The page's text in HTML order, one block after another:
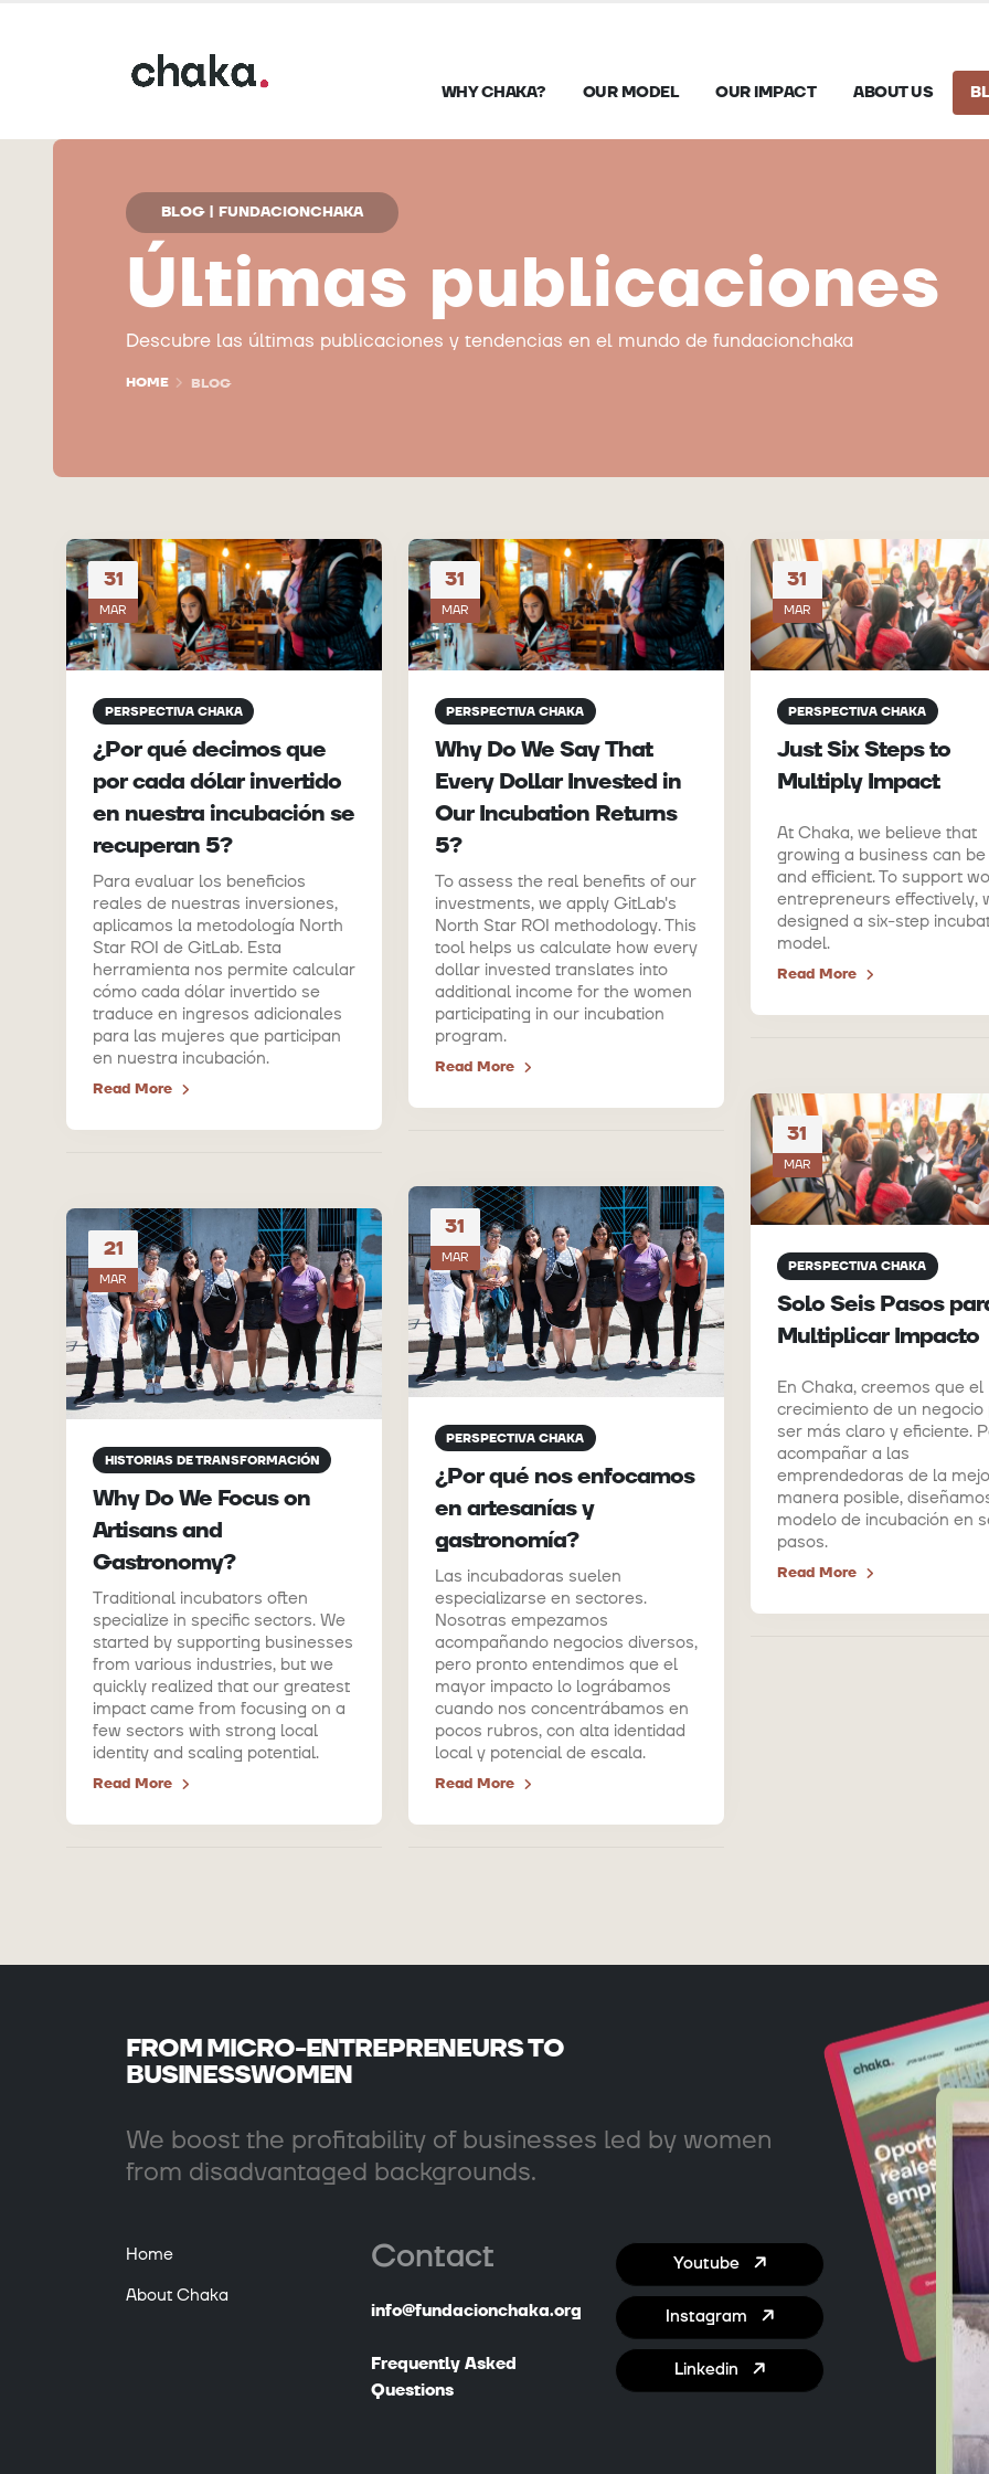
WHY CHAKA? OUR MODEL OUR IMPACT ABOUT US
BLOG | FUNDACIONCHAKA
Últimas publicaciones
Descubre las últimas publicaciones y tendencias en el mundo de fundacionchaka
HOME BLOG
31
MAR
PERSPECTIVA CHAKA
¿Por qué decimos que
por cada dólar invertido
en nuestra incubación se
recuperan 5?
Para evaluar los beneficios
reales de nuestras inversiones,
aplicamos la metodología North
Star ROI de GitLab. Esta
herramienta nos permite calcular
cómo cada dólar invertido se
traduce en ingresos adicionales
para las mujeres que participan
en nuestra incubación.
Read More
31
MAR
PERSPECTIVA CHAKA
Why Do We Say That
Every Dollar Invested in
Our Incubation Returns
5?
To assess the real benefits of our
investments, we apply GitLab's
North Star ROI methodology. This
tool helps us calculate how every
dollar invested translates into
additional income for the women
participating in our incubation
program.
Read More
31
MAR
PERSPECTIVA CHAKA
Just Six Steps to
Multiply Impact
At Chaka, we believe that
growing a business can
and efficient. To support
entrepreneurs effectively,
designed a six-step
model.
Read More
31
MAR
PERSPECTIVA CHAKA
Solo Seis Pasos
Multiplicar Impacto
En Chaka, creemos que el
crecimiento de un negocio
ser más claro y eficiente.
acompañar a las
emprendedoras de la
manera posible,
modelo de incubación en
pasos.
Read More
31
MAR
PERSPECTIVA CHAKA
¿Por qué nos enfocamos
en artesanías y
gastronomía?
Las incubadoras suelen
especializarse en sectores.
Nosotras empezamos
acompañando negocios diversos,
pero pronto entendimos que el
mayor impacto lo lográbamos
cuando nos concentrábamos en
pocos rubros, con alta identidad
local y potencial de escala.
Read More
21
MAR
HISTORIAS DE TRANSFORMACIÓN
Why Do We Focus on
Artisans and
Gastronomy?
Traditional incubators often
specialize in specific sectors. We
started by supporting businesses
from various industries, but we
quickly realized that our greatest
impact came from focusing on a
few sectors with strong local
identity and scaling potential.
Read More
FROM MICRO-ENTREPRENEURS TO
BUSINESSWOMEN
We boost the profitability of businesses led by women
from disadvantaged backgrounds.
Home
About Chaka
Contact
info@fundacionchaka.org
Frequently Asked
Questions
Youtube
Instagram
Linkedin